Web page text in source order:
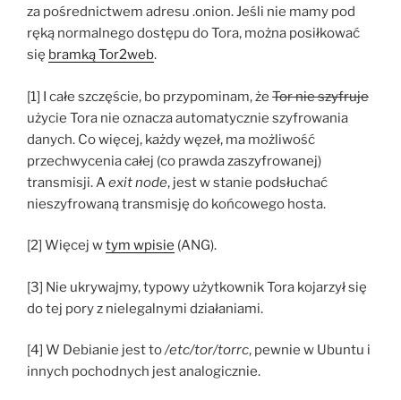
za pośrednictwem adresu .onion. Jeśli nie mamy pod
ręką normalnego dostępu do Tora, można posiłkować
się bramką Tor2web.
[1] I całe szczęście, bo przypominam, że Tor nie szyfruje
użycie Tora nie oznacza automatycznie szyfrowania
danych. Co więcej, każdy węzeł, ma możliwość
przechwycenia całej (co prawda zaszyfrowanej)
transmisji. Aexit node, jest w stanie podsłuchać
nieszyfrowaną transmisję do końcowego hosta.
[2] Więcej wtym wpisie (ANG).
[3] Nie ukrywajmy, typowy użytkownik Tora kojarzył się
do tej pory z nielegalnymi działaniami.
[4] W Debianie jest to/etc/tor/torrc, pewnie w Ubuntu i
innych pochodnych jest analogicznie.